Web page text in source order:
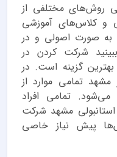
روش‌های مختلفی از
و کلاس‌های آموزشی
به صورت اصولی و در
شرکت کردن در
گزینه است. در
تمامی موارد از
می‌شود. تمامی افراد
مشهد شرکت
پیش نیاز خاصی